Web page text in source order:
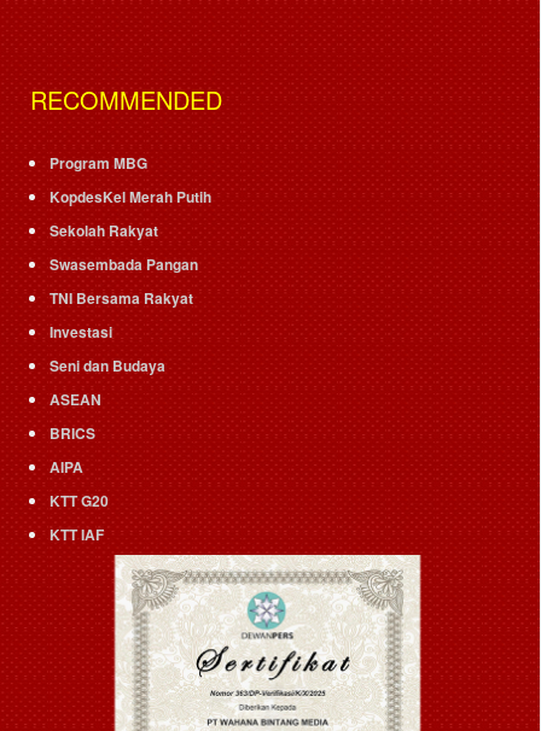
RECOMMENDED
Program MBG
KopdesKel Merah Putih
Sekolah Rakyat
Swasembada Pangan
TNI Bersama Rakyat
Investasi
Seni dan Budaya
ASEAN
BRICS
AIPA
KTT G20
KTT IAF